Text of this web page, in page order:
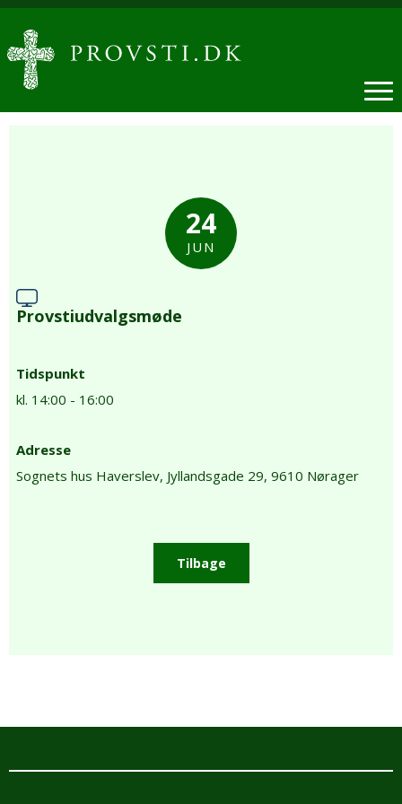
24
JUN
Provstiudvalgsmøde
Tidspunkt
kl. 14:00 - 16:00
Adresse
Sognets hus Haverslev, Jyllandsgade 29, 9610 Nørager
Tilbage